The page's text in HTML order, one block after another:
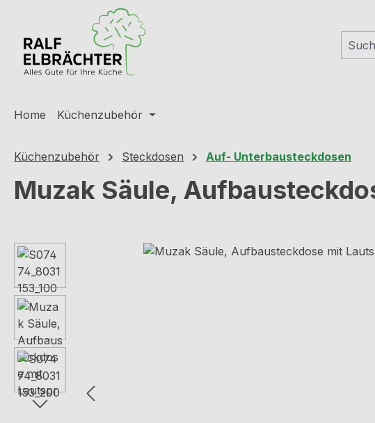
Hauptinhalt springen
Zur Suche springen
Zur Hauptnavigation springen
Home Küchenzubehör
Küchenzubehör Steckdosen Auf- Unterbausteckdosen
Muzak Säule,
Bildergalerie überspringen